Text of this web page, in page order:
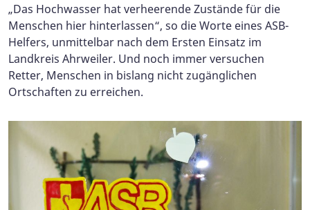
„Das Hochwasser hat verheerende Zustände für die
Menschen hier hinterlassen“, so die Worte eines ASB-
Helfers, unmittelbar nach dem Ersten Einsatz im
Landkreis Ahrweiler. Und noch immer versuchen
Retter, Menschen in bislang nicht zugänglichen
Ortschaften zu erreichen.